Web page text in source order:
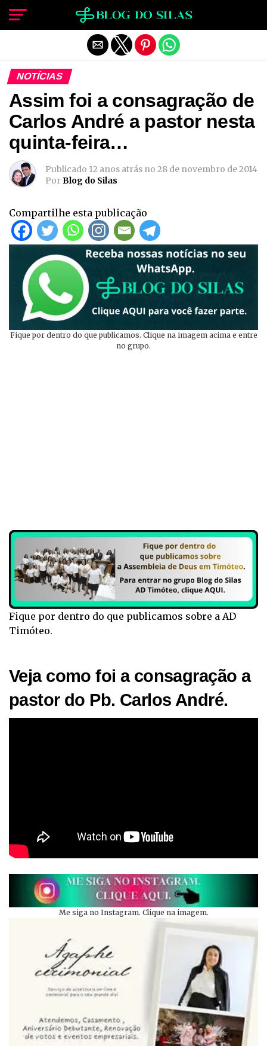
NOTÍCIAS
Assim foi a consagração de
Carlos André a pastor nesta
quinta-feira…
Publicado 12 anos atrás no 28 de novembro de 2014
PorBlog do Silas
Compartilhe esta publicação
Fique por dentro do que publicamos. Clique na imagem acima e entre
no grupo.
Fique por dentro do que publicamos sobre a AD
Timóteo.
Veja como foi a consagração a
pastor do Pb. Carlos André.
Me siga no Instagram. Clique na imagem.
Sair da versão mobile